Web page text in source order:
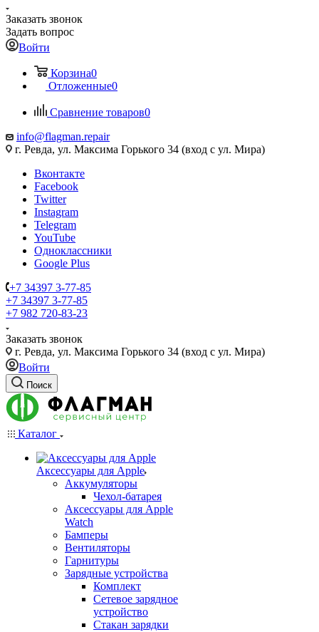
Заказать звонок
Задать вопрос
Войти
Корзина0
Отложенные0
Сравнение товаров0
info@flagman.repair
г. Ревда, ул. Максима Горького 34 (вход с ул. Мира)
Вконтакте
Facebook
Twitter
Instagram
Telegram
YouTube
Одноклассники
Google Plus
+7 34397 3-77-85
+7 34397 3-77-85
+7 982 720-83-23
Заказать звонок
г. Ревда, ул. Максима Горького 34 (вход с ул. Мира)
Войти
Поиск
Каталог
Аксессуары для Apple
Аккумуляторы
Чехол-батарея
Аксессуары для Apple
Watch
Бамперы
Вентиляторы
Гарнитуры
Зарядные устройства
Комплект
Сетевое зарядное
устройство
Стакан зарядки